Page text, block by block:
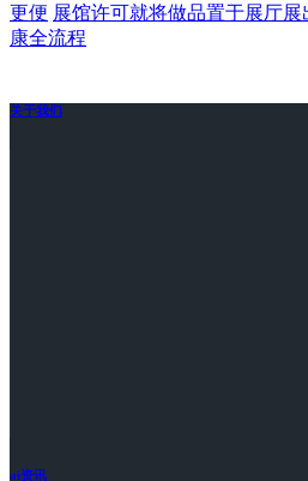
更便 展馆许可就将做品置于展厅展
康全流程
关于我们
ai资讯